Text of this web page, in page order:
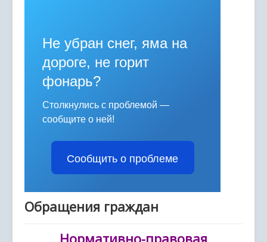
Расписание занятий
Политика персональных данных
Персонифицированное дополнительное
Охрана труда
ГИС "Электронное образование"
Психолого-педагогическое сопровождение
Муниципальное задание
Муниципальный опорный центр ДО
Не убран снег, яма на
дороге, не горит
фонарь?
Столкнулись с проблемой —
сообщите о ней!
Сообщить о проблеме
Обращения граждан
Нормативно-правовая